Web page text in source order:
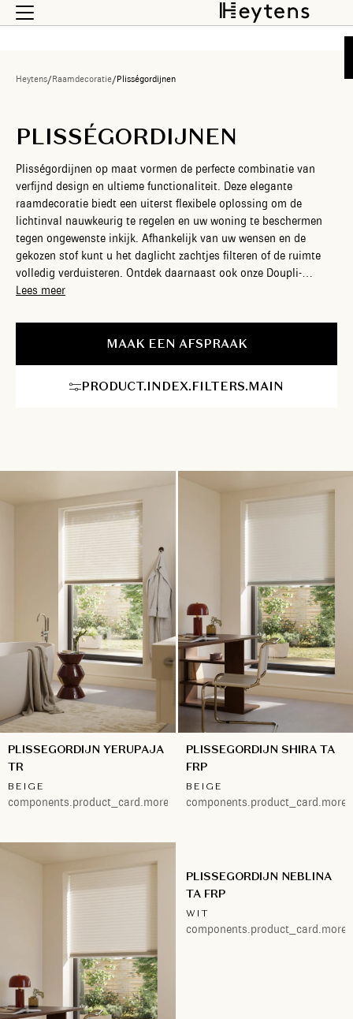
Heytens/Raamdecoratie/Plisségordijnen
PLISSÉGORDIJNEN
Plisségordijnen op maat vormen de perfecte combinatie van
verfijnd design en ultieme functionaliteit. Deze elegante
raamdecoratie biedt een uiterst flexibele oplossing om de
lichtinval nauwkeurig te regelen en uw woning te beschermen
tegen ongewenste inkijk. Afhankelijk van uw wensen en de
gekozen stof kunt u het daglicht zachtjes filteren of de ruimte
volledig verduisteren. Ontdek daarnaast ook onze Doupli-
gordijnen (ook wel honingraatgordijnen genoemd): dankzij hun
uitstekend isoleert. Ze houden de kou buiten in de winter en
beschermen tegen hitte in de zomer. Het grootste voordeel van
moeilijkere en atypische vormen zoals draai-kiepramen,
Lees meer
MAAK EEN AFSPRAAK
PRODUCT.INDEX.FILTERS.MAIN
PLISSEGORDIJN YERUPAJA
TR
BEIGE
components.product_card.more.2
PLISSEGORDIJN SHIRA TA
FRP
BEIGE
PLISSEGORDIJN NEBLINA
TA FRP
WIT